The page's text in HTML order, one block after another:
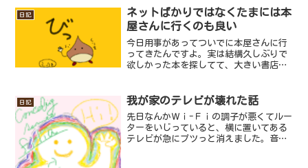
日記
ネットばかりではなくたまには本
屋さんに行くのも良い
今日用事があってついでに本屋さんに行
ってきたんですよ。実は結構久しぶりで
欲しかった本を探してて、大きい書店だ
ば一瞬で出てきてすごく便利だなって思
うんです。でも本屋さんで...
日記 我が家のテレビが壊れた話
先日なんかＷｉ-Ｆｉの調子が悪くてルー
ターをいじっていると、横に置いてある
テレビが急にプツっと消えました。音も